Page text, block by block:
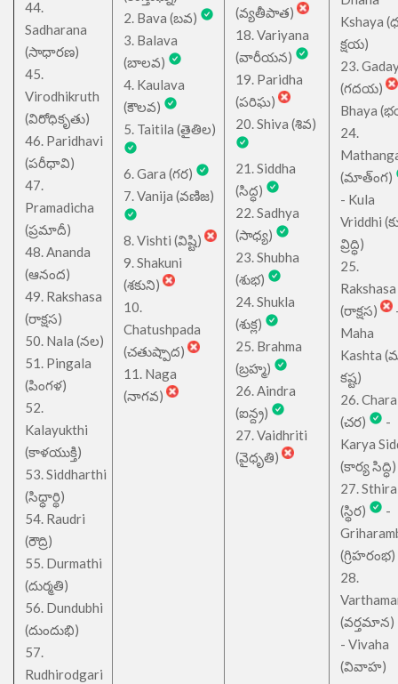
44.
Sadharana
(సాధారణ)
45.
Virodhikruth
(విరోధికృతు)
46. Paridhavi
(పరీధావి)
47.
Pramadicha
(ప్రమాదీ)
48. Ananda
(ఆనంద)
49. Rakshasa
(రాక్షస)
50. Nala (నల)
51. Pingala
(పింగళ)
52.
Kalayukthi
(కాళయుక్తి)
53. Siddharthi
(సిధ్ధార్థి)
54. Raudri
(రౌద్రి)
55. Durmathi
(దుర్మతి)
56. Dundubhi
(దుందుభి)
57.
Rudhirodgari
2. Bava (బవ)
3. Balava
(బాలవ)
4. Kaulava
(కౌలవ)
5. Taitila (తైతిల)
6. Gara (గర)
7. Vanija (వణిజ)
8. Vishti (విష్టి)
9. Shakuni
(శకుని)
10.
Chatushpada
(చతుష్పాద)
11. Naga
(నాగవ)
(వ్యతీపాత)
18. Variyana
(వారీయన)
19. Paridha
(పరిఘ)
20. Shiva (శివ)
21. Siddha
(సిద్ధ)
22. Sadhya
(సాధ్య)
23. Shubha
(శుభ)
24. Shukla
(శుక్ల)
25. Brahma
(బ్రహ్మ)
26. Aindra
(ఐన్ద్ర)
27. Vaidhriti
(వైధృతి)
Kshaya
క్షయ)
23.
(గదయ)
Bhaya
24.
(మాత్ంగ)
- Kula
Vriddhi
వ్రిద్ధి)
25.
Rakshasa
(రాక్షస)
Maha
Kashta
కష్ట)
26. Chara
(చర)
-
Karya
(కార్య సిద్ధి)
27. Sthira
(స్థిర)
-
(గ్రిహరంభ)
28.
(వర్తమాన)
- Vivaha
(వివాహ)